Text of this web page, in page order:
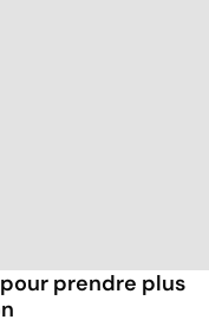
prendre plus